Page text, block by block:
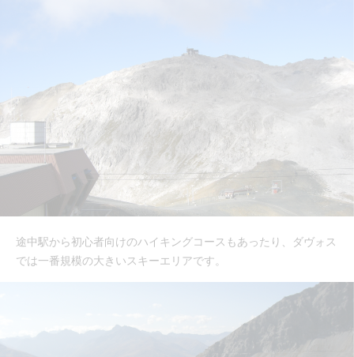
途中駅から初心者向けのハイキングコースもあったり、ダヴォス
では一番規模の大きいスキーエリアです。